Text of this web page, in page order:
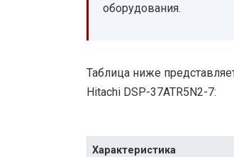
оборудования.
Таблица ниже
Hitachi DSP-37ATR5N2-7:
Характеристика